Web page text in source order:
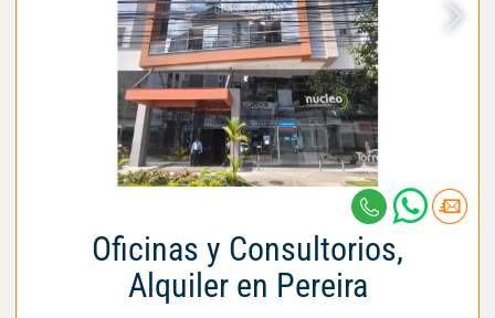
Oficinas y Consultorios,
Alquiler en Pereira